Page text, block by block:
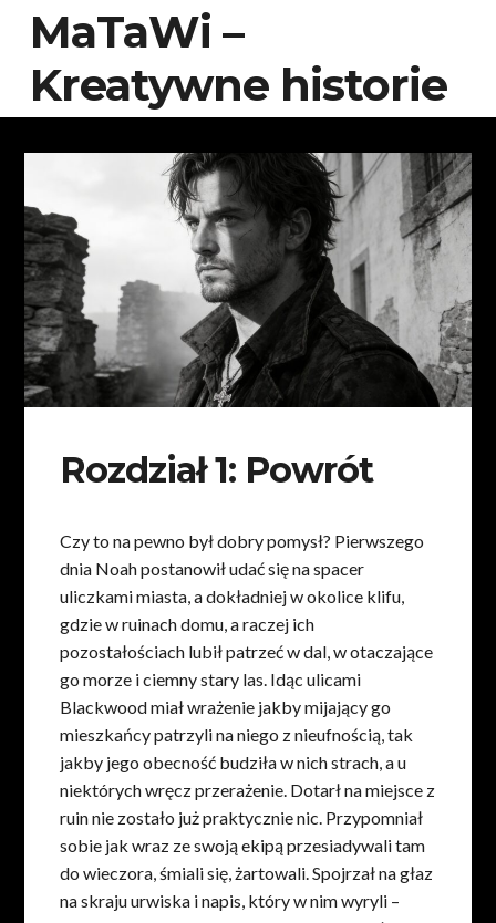
MaTaWi –
Kreatywne historie
Rozdział 1: Powrót
Czy to na pewno był dobry pomysł? Pierwszego
dnia Noah postanowił udać się na spacer
uliczkami miasta, a dokładniej w okolice klifu,
gdzie w ruinach domu, a raczej ich
pozostałościach lubił patrzeć w dal, w otaczające
go morze i ciemny stary las. Idąc ulicami
Blackwood miał wrażenie jakby mijający go
mieszkańcy patrzyli na niego z nieufnością, tak
jakby jego obecność budziła w nich strach, a u
niektórych wręcz przerażenie. Dotarł na miejsce z
ruin nie zostało już praktycznie nic. Przypomniał
sobie jak wraz ze swoją ekipą przesiadywali tam
do wieczora, śmiali się, żartowali. Spojrzał na głaz
na skraju urwiska i napis, który w nim wyryli –